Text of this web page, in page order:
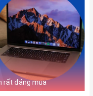
rất đáng mua